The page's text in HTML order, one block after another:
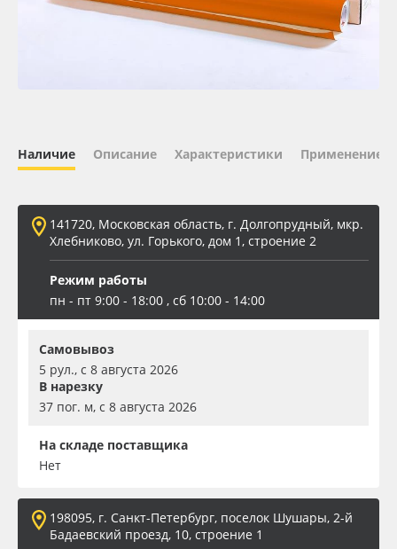
ПЭТ листовой
Вспененный ПВХ
Баннер
Заготовки для сувениров
Наличие Описание Характеристики Применение
141720, Московская область, г. Долгопрудный, мкр.
Хлебниково, ул. Горького, дом 1, строение 2
Режим работы
пн - пт 9:00 - 18:00 , сб 10:00 - 14:00
Самовывоз
5 рул., с 8 августа 2026
В нарезку
37 пог. м, с 8 августа 2026
На складе поставщика
Нет
198095, г. Санкт-Петербург, поселок Шушары, 2-й
Бадаевский проезд, 10, строение 1